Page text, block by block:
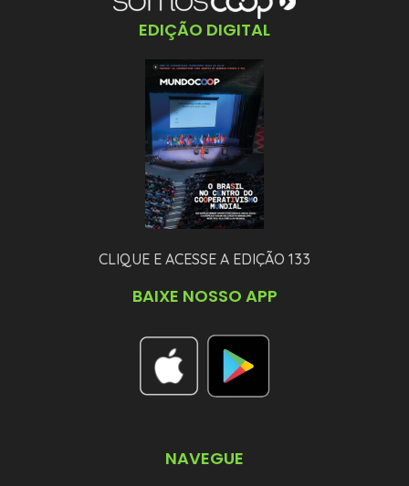
EDIÇÃO DIGITAL
CLIQUE E ACESSE A EDIÇÃO 133
BAIXE NOSSO APP
NAVEGUE